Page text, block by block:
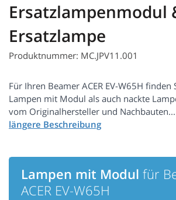
Ersatzlampenmodul
Ersatzlampe
Produktnummer: MC.JPV11.001
Für Ihren Beamer ACER EV-W65H
Lampen mit Modul als auch nackte
vom Originalhersteller und Nachbauten...
Lampen mit Modul für
ACER EV-W65H